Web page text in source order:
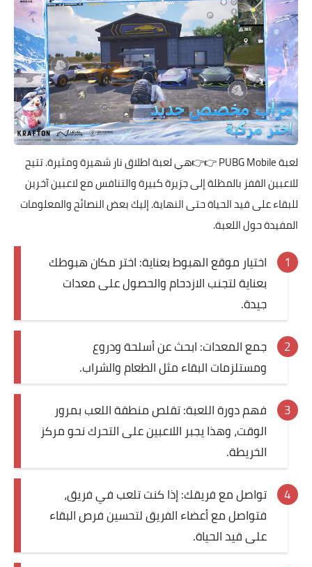
لعبةPUBG Mobile👉👉هي لعبة اطلاق نار شهيرة ومثيرة. تتيح
للاعبين القفز بالمظلة إلى جزيرة كبيرة والتنافس مع لاعبين آخرين
للبقاء على قيد الحياة حتى النهاية. إليك بعض النصائح والمعلومات
المفيدة حول اللعبة.
اختيار موقع الهبوط بعناية: اختر مكان هبوطك
بعناية لتجنب الازدحام والحصول على معدات
جيدة.
جمع المعدات: ابحث عن أسلحة ودروع
ومستلزمات البقاء مثل الطعام والشراب.
فهم دورة اللعبة: تقلص منطقة اللعب بمرور
الوقت، وهذا يجبر اللاعبين على التحرك نحو مركز
الخريطة.
تواصل مع فريقك: إذا كنت تلعب في فريق،
فتواصل مع أعضاء الفريق لتحسين فرص البقاء
على قيد الحياة.